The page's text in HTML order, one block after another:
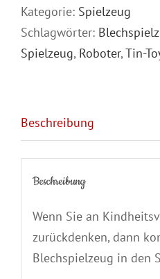
Kategorie: Spielzeug
Schlagwörter:
Spielzeug, Roboter,Tin-
Beschreibung
Beschreibung
Wenn Sie an
zurückdenken, dann
Blechspielzeug in den